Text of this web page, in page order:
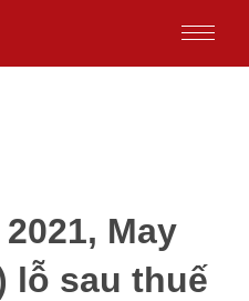
May
lỗ sau thuế